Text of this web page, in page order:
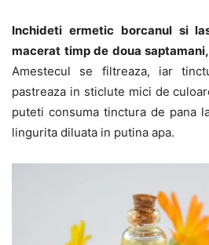
Inchideti ermetic borcanul si
macerat timp de doua
Amestecul se filtreaza, iar
pastreaza in sticlute mici de
puteti consuma tinctura de pana
lingurita diluata in putina apa.